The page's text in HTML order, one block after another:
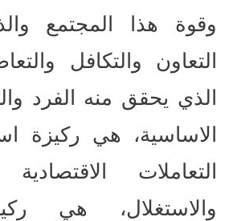
وقوة هذا المجتمع
التعاون والتكافل
الذي يحقق منه الفرد
الاساسية، هي ركيزة
التعاملات
والاستغلال، هي